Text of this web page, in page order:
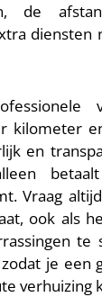
de
diensten
kilometer
en
Vraag
ook als
te
je een
verhuizing